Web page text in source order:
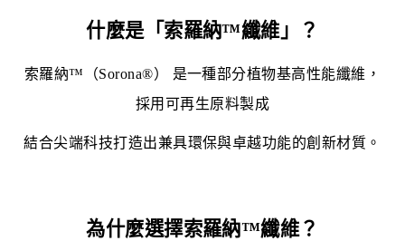
什麼是「索羅納™纖維」？
索羅納™（Sorona®） 是一種部分植物基高性能纖維，
採用可再生原料製成
結合尖端科技打造出兼具環保與卓越功能的創新材質。
為什麼選擇索羅納™纖維？